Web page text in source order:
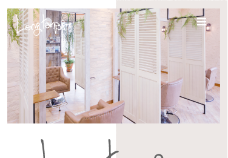
Menu
メニュー
Shopinfo
店舗情報